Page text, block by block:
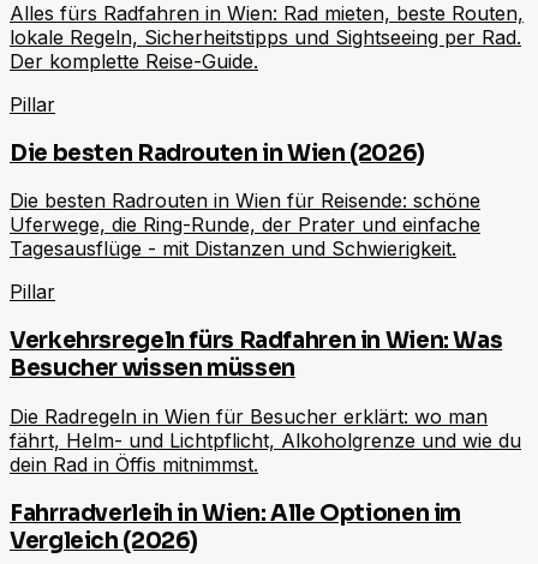
Alles fürs Radfahren in Wien: Rad mieten, beste Routen,
lokale Regeln, Sicherheitstipps und Sightseeing per Rad.
Der komplette Reise-Guide.
Pillar
Die besten Radrouten in Wien (2026)
Die besten Radrouten in Wien für Reisende: schöne
Uferwege, die Ring-Runde, der Prater und einfache
Tagesausflüge - mit Distanzen und Schwierigkeit.
Pillar
Verkehrsregeln fürs Radfahren in Wien: Was
Besucher wissen müssen
Die Radregeln in Wien für Besucher erklärt: wo man
fährt, Helm- und Lichtpflicht, Alkoholgrenze und wie du
dein Rad in Öffis mitnimmst.
Fahrradverleih in Wien: Alle Optionen im
Vergleich (2026)